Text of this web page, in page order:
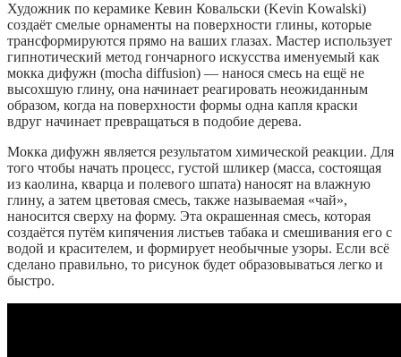
Художник по керамике Кевин Ковальски (Kevin Kowalski)
создаёт смелые орнаменты на поверхности глины, которые
трансформируются прямо на ваших глазах. Мастер использует
гипнотический метод гончарного искусства именуемый как
мокка дифужн (mocha diffusion) — нанося смесь на ещё не
высохшую глину, она начинает реагировать неожиданным
образом, когда на поверхности формы одна капля краски
вдруг начинает превращаться в подобие дерева.
Мокка дифужн является результатом химической реакции. Для
того чтобы начать процесс, густой шликер (масса, состоящая
из каолина, кварца и полевого шпата) наносят на влажную
глину, а затем цветовая смесь, также называемая «чай»,
наносится сверху на форму. Эта окрашенная смесь, которая
создаётся путём кипячения листьев табака и смешивания его с
водой и красителем, и формирует необычные узоры. Если всё
сделано правильно, то рисунок будет образовываться легко и
быстро.